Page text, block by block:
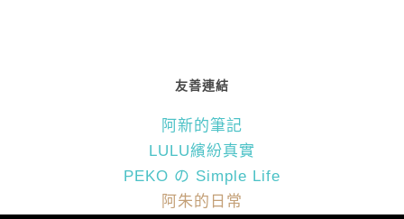
友善連結
阿新的筆記
LULU繽紛真實
PEKO の Simple Life
阿朱的日常